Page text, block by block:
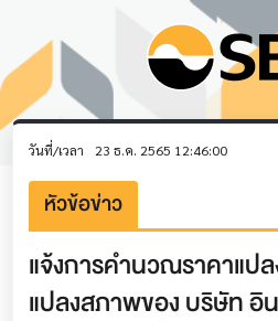
วันที่/เวลา 23 ธ.ค. 2565 12:46:00
หัวข้อข่าว
แจ้งการคำนวณราคาแป
แปลงสภาพของ บริษัท อิ